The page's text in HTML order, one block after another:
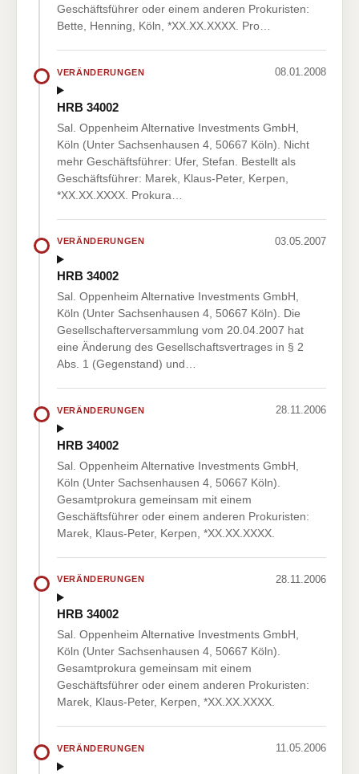
Geschäftsführer oder einem anderen Prokuristen:
Bette, Henning, Köln, *XX.XX.XXXX. Pro…
VERÄNDERUNGEN 08.01.2008
HRB 34002
Sal. Oppenheim Alternative Investments GmbH,
Köln (Unter Sachsenhausen 4, 50667 Köln). Nicht
mehr Geschäftsführer: Ufer, Stefan. Bestellt als
Geschäftsführer: Marek, Klaus-Peter, Kerpen,
*XX.XX.XXXX. Prokura…
VERÄNDERUNGEN 03.05.2007
HRB 34002
Sal. Oppenheim Alternative Investments GmbH,
Köln (Unter Sachsenhausen 4, 50667 Köln). Die
Gesellschafterversammlung vom 20.04.2007 hat
eine Änderung des Gesellschaftsvertrages in § 2
Abs. 1 (Gegenstand) und…
VERÄNDERUNGEN 28.11.2006
HRB 34002
Sal. Oppenheim Alternative Investments GmbH,
Köln (Unter Sachsenhausen 4, 50667 Köln).
Gesamtprokura gemeinsam mit einem
Geschäftsführer oder einem anderen Prokuristen:
Marek, Klaus-Peter, Kerpen, *XX.XX.XXXX.
VERÄNDERUNGEN 28.11.2006
HRB 34002
Sal. Oppenheim Alternative Investments GmbH,
Köln (Unter Sachsenhausen 4, 50667 Köln).
Gesamtprokura gemeinsam mit einem
Geschäftsführer oder einem anderen Prokuristen:
Marek, Klaus-Peter, Kerpen, *XX.XX.XXXX.
VERÄNDERUNGEN 11.05.2006